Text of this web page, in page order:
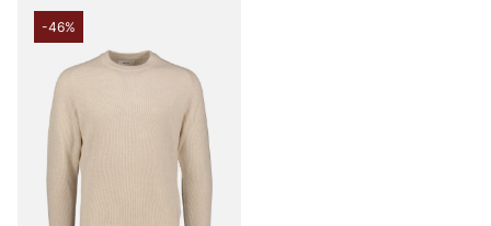
NN07 er et mærke for alle, uanset baggrund. Navnet
NN07 står derfor for "Ingen nationalitet" og 07
henviser til året, det blev skabt (2007). Konceptet
kalder de nogle gange for "Vi er ingen nationalitet",
hvilket ses i deres grafiske profil. Målet har altid
været, at alle mennesker skal føle sig veltilpas i NN07s
tøj.
NN07s sortiment
-46%